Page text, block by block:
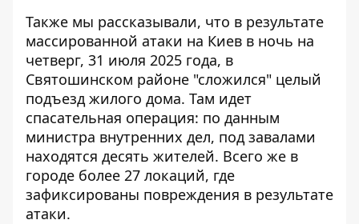
Также мы рассказывали, что в результате
массированной атаки на Киев в ночь на
четверг, 31 июля 2025 года, в
Святошинском районе "сложился" целый
подъезд жилого дома. Там идет
спасательная операция: по данным
министра внутренних дел, под завалами
находятся десять жителей. Всего же в
городе более 27 локаций, где
зафиксированы повреждения в результате
атаки.